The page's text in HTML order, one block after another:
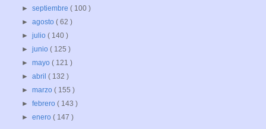
►septiembre( 100 )
►agosto( 62 )
►julio( 140 )
►junio( 125 )
►mayo( 121 )
►abril( 132 )
►marzo( 155 )
►febrero( 143 )
►enero( 147 )